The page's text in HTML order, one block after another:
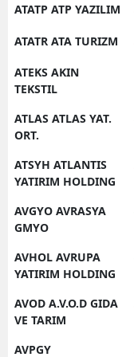
ATATP ATP YAZILIM
ATATR ATA TURIZM
ATEKS AKIN
TEKSTIL
ATLAS ATLAS YAT.
ORT.
ATSYH ATLANTIS
YATIRIM HOLDING
AVGYO AVRASYA
GMYO
AVHOL AVRUPA
YATIRIM HOLDING
AVOD A.V.O.D GIDA
VE TARIM
AVPGY